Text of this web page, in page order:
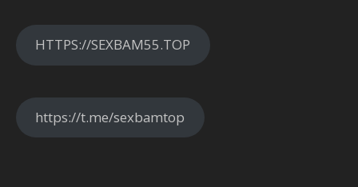
HTTPS://SEXBAM55.TOP
https://t.me/sexbamtop